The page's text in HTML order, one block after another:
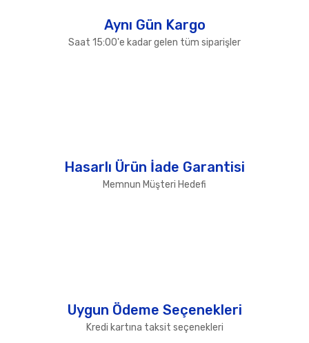
Aynı Gün Kargo
Saat 15:00'e kadar gelen tüm siparişler
Hasarlı Ürün İade Garantisi
Memnun Müşteri Hedefi
Uygun Ödeme Seçenekleri
Kredi kartına taksit seçenekleri